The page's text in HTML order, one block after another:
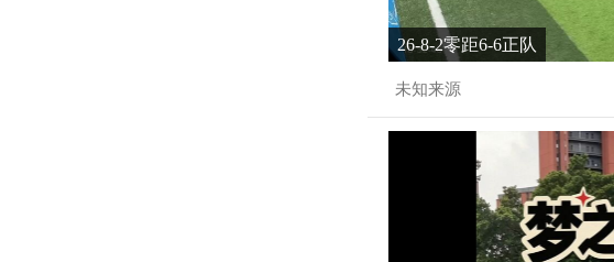
26-8-2零距6-6正队
未知来源